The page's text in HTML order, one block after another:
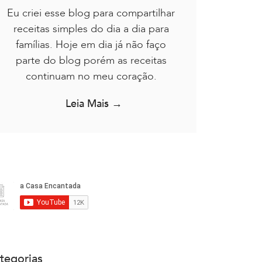
Eu criei esse blog para compartilhar
receitas simples do dia a dia para
famílias. Hoje em dia já não faço
parte do blog porém as receitas
continuam no meu coração.
Leia Mais →